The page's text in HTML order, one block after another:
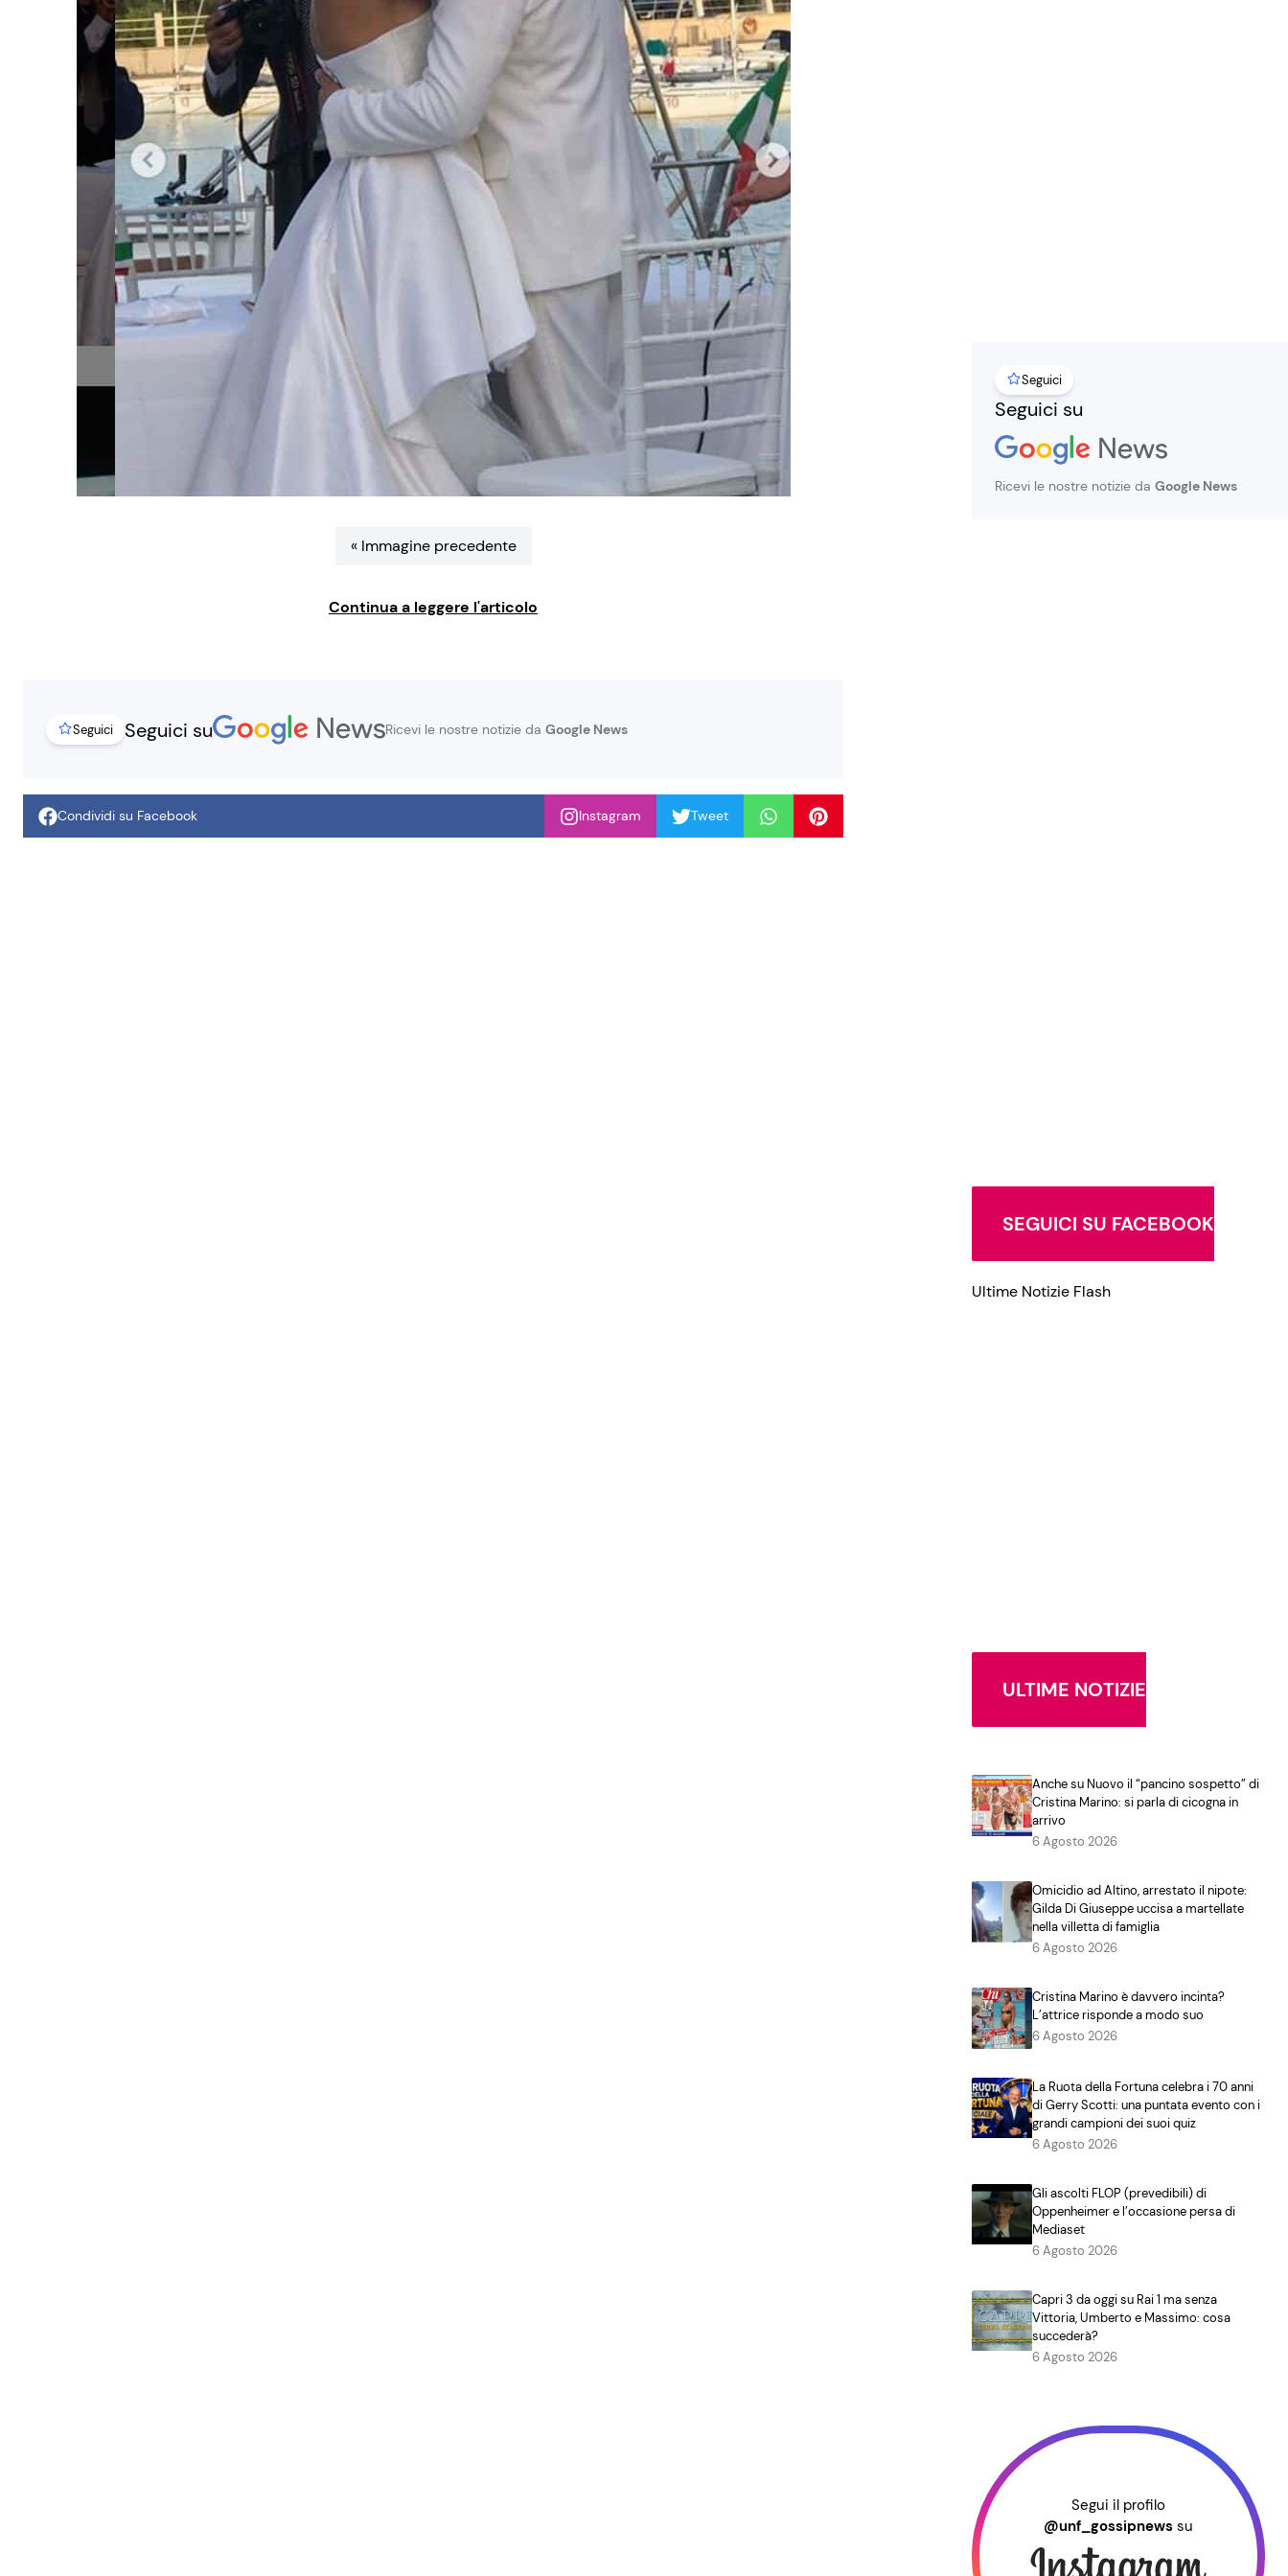
« Immagine precedente
Continua a leggere l'articolo
Seguici Seguici su Ricevi le nostre notizie da Google News
Condividi su Facebook Instagram Tweet
Seguici
Seguici su
Ricevi le nostre notizie da Google News
SEGUICI SU FACEBOOK
Ultime Notizie Flash
ULTIME NOTIZIE
Anche su Nuovo il “pancino sospetto” di
Cristina Marino: si parla di cicogna in
arrivo
6 Agosto 2026
Omicidio ad Altino, arrestato il nipote:
Gilda Di Giuseppe uccisa a martellate
nella villetta di famiglia
6 Agosto 2026
Cristina Marino è davvero incinta?
L’attrice risponde a modo suo
6 Agosto 2026
La Ruota della Fortuna celebra i 70 anni
di Gerry Scotti: una puntata evento con i
grandi campioni dei suoi quiz
6 Agosto 2026
Gli ascolti FLOP (prevedibili) di
Oppenheimer e l’occasione persa di
Mediaset
6 Agosto 2026
Capri 3 da oggi su Rai 1 ma senza
Vittoria, Umberto e Massimo: cosa
succederà?
6 Agosto 2026
Segui il profilo
@unf_gossipnews su